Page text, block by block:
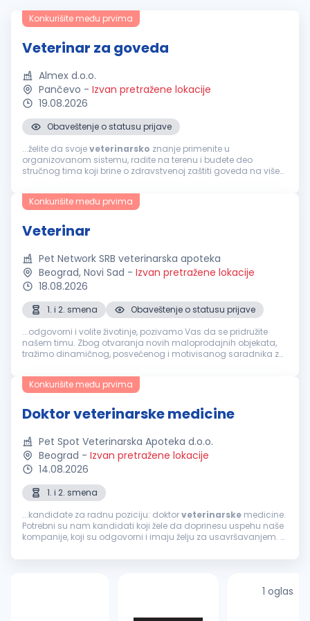
Konkurišite među prvima
Veterinar za goveda
Almex d.o.o.
Pančevo - Izvan pretražene lokacije
19.08.2026
Obaveštenje o statusu prijave
...želite da svojeveterinarsko znanje primenite u
organizovanom sistemu, radite na terenu i budete deo
stručnog tima koji brine o zdravstvenoj zaštiti goveda na više
prijavu:Veterinarza goveda...
Konkurišite među prvima
Veterinar
Pet Network SRB veterinarska apoteka
Beograd, Novi Sad - Izvan pretražene lokacije
18.08.2026
1. i 2. smena
Obaveštenje o statusu prijave
...odgovorni i volite životinje, pozivamo Vas da se pridružite
našem timu. Zbog otvaranja novih maloprodajnih objekata,
tražimo dinamičnog, posvećenog i motivisanog saradnika za
veterinarskojapoteci u sklopu...
Konkurišite među prvima
Doktor veterinarske medicine
Pet Spot Veterinarska Apoteka d.o.o.
Beograd - Izvan pretražene lokacije
14.08.2026
1. i 2. smena
...kandidate za radnu poziciju: doktorveterinarske medicine.
Potrebni su nam kandidati koji žele da doprinesu uspehu naše
kompanije, koji su odgovorni i imaju želju za usavršavanjem.
1 oglas